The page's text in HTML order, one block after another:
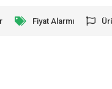
Fiyat Alarmı